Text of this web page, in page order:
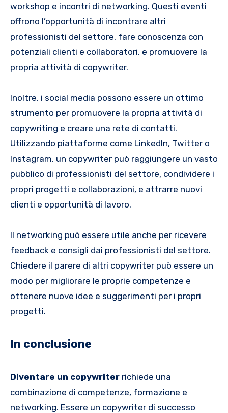
workshop e incontri di networking. Questi eventi
offrono l’opportunità di incontrare altri
professionisti del settore, fare conoscenza con
potenziali clienti e collaboratori, e promuovere la
propria attività di copywriter.
Inoltre, i social media possono essere un ottimo
strumento per promuovere la propria attività di
copywriting e creare una rete di contatti.
Utilizzando piattaforme come LinkedIn, Twitter o
Instagram, un copywriter può raggiungere un vasto
pubblico di professionisti del settore, condividere i
propri progetti e collaborazioni, e attrarre nuovi
clienti e opportunità di lavoro.
Il networking può essere utile anche per ricevere
feedback e consigli dai professionisti del settore.
Chiedere il parere di altri copywriter può essere un
modo per migliorare le proprie competenze e
ottenere nuove idee e suggerimenti per i propri
progetti.
In conclusione
Diventare un copywriter richiede una
combinazione di competenze, formazione e
networking. Essere un copywriter di successo